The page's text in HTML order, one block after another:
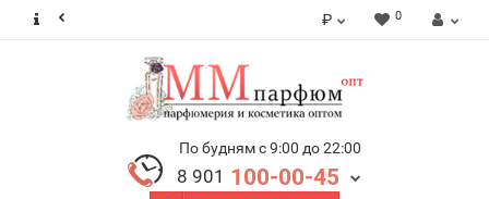
₽ 0
По будням с 9:00 до 22:00
8 901 100-00-45